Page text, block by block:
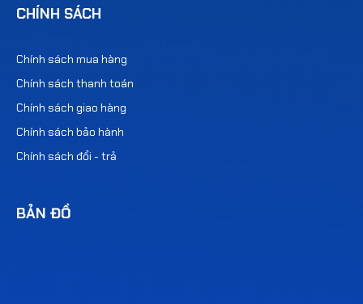
CHÍNH SÁCH
Chính sách mua hàng
Chính sách thanh toán
Chính sách giao hàng
Chính sách bảo hành
Chính sách đổi - trả
BẢN ĐỒ